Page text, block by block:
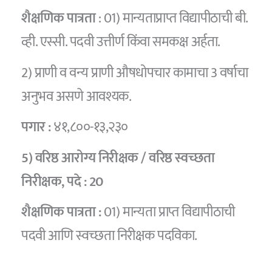
शैक्षणिक पात्रता: 01) मान्यताप्राप्त विद्यापीठाची बी.
व्ही. एस्सी. पदवी उत्तीर्ण किंवा समकक्ष अर्हता.
2) प्राणी व वन्य प्राणी औषधोपचार कामाचा 3 वर्षाचा
अनुभव असणे आवश्यक.
पगार :४१,८००-१३,२३०
5) वरिष्ठ आरोग्य निरीक्षक / वरिष्ठ स्वच्छता
निरीक्षक,पदे :20
शैक्षणिक पात्रता :01) मान्यता प्राप्त विद्यापीठाची
पदवी आणि स्वच्छता निरीक्षक पदविका.